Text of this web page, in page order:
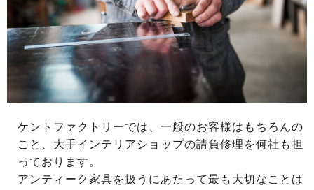
ケントファクトリーでは、一般のお客様はもちろんの
こと、大手インテリアショップの請負修理を何社も担
っております。
アンティーク家具を扱うにあたって最も大切なことは